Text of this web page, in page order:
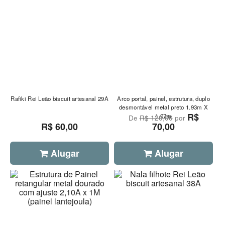
Rafiki Rei Leão biscuit artesanal 29A
R$ 60,00
Alugar
Arco portal, painel, estrutura, duplo
desmontável metal preto 1.93m X
1.07m
DeR$ 120,00por R$
70,00
Alugar